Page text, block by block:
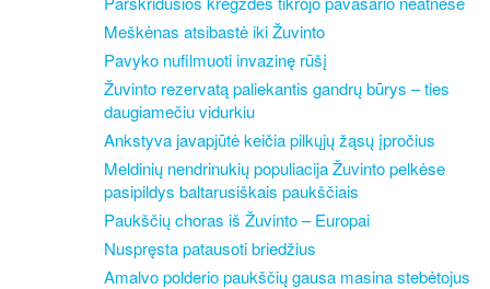
Meškėnas atsibastė iki Žuvinto
Pavyko nufilmuoti invazinę rūšį
Žuvinto rezervatą paliekantis gandrų būrys – ties
daugiamečiu vidurkiu
Ankstyva javapjūtė keičia pilkųjų žąsų įpročius
Meldinių nendrinukių populiacija Žuvinto pelkėse
pasipildys baltarusiškais paukščiais
Paukščių choras iš Žuvinto – Europai
Nuspręsta patausoti briedžius
Amalvo polderio paukščių gausa masina stebėtojus